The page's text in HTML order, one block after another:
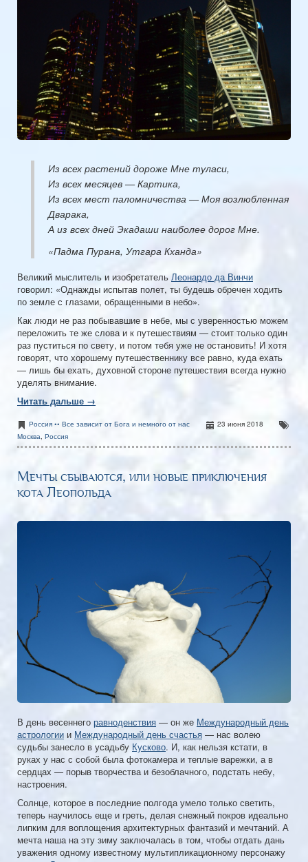
Из всех растений дороже Мне туласи,
Из всех месяцев — Картика,
Из всех мест паломничества — Моя возлюбленная
Дварака,
​А из всех дней Экадаши наиболее дорог Мне.
«Падма Пурана, Утгара Кханда»
Великий мыслитель и изобретатель Леонардо да Винчи
говорил: «Однажды испытав полет, ты будешь обречен ходить
по земле с глазами, обращенными в небо».
Как люди не раз побывавшие в небе, мы с уверенностью можем
переложить те же слова и к путешествиям — стоит только один
раз пуститься по свету, и потом тебя уже не остановить! И хотя
говорят, что хорошему путешественнику все равно, куда ехать
— лишь бы ехать, духовной стороне путешествия всегда нужно
уделять внимание.
Читать дальше →
Россия •• Все зависит от Бога и немного от нас
23 июня 2018
Москва, Россия
Мечты сбываются, или новые приключения
кота Леопольда
В день весеннего равноденствия — он же Международный день
астрологии и Международный день счастья — нас волею
судьбы занесло в усадьбу Кусково. И, как нельзя кстати, в
руках у нас с собой была фотокамера и теплые варежки, а в
сердцах — порыв творчества и безоблачного, подстать небу,
настроения.
Солнце, которое в последние полгода умело только светить,
теперь научилось еще и греть, делая снежный покров идеально
липким для воплощения архитектурных фантазий и мечтаний. А
мечта наша на эту зиму заключалась в том, чтобы отдать дань
уважения одному известному мультипликационному персонажу